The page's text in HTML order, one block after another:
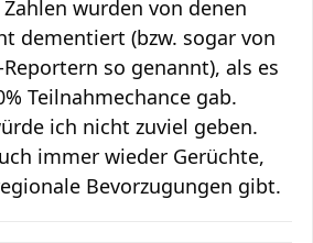
wurden von denen
dementiert (bzw. sogar von
Reportern so genannt), als es
Teilnahmechance gab.
ich nicht zuviel geben.
immer wieder Gerüchte,
Bevorzugungen gibt.